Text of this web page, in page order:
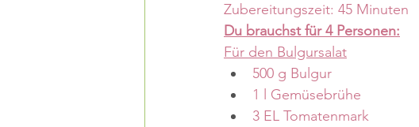
Zubereitungszeit: 45 Minuten
Du brauchst für 4 Personen:
Für den Bulgursalat
500 g Bulgur
1 l Gemüsebrühe
3 EL Tomatenmark